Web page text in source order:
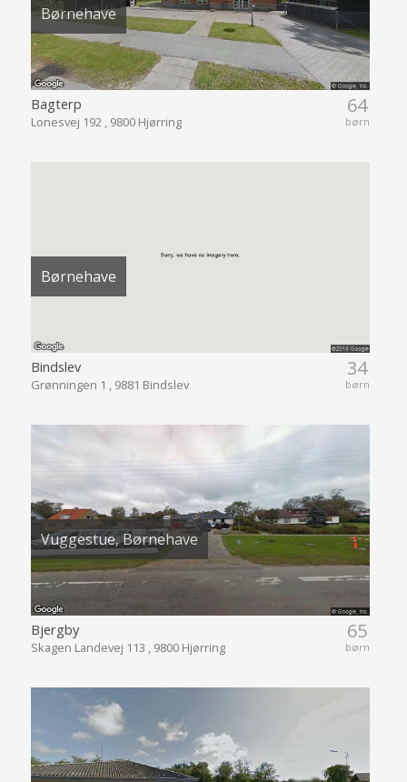
Børnehave
64
børn
Bagterp
Lonesvej 192 , 9800 Hjørring
Børnehave
34
børn
Bindslev
Grønningen 1 , 9881 Bindslev
Vuggestue, Børnehave
65
børn
Bjergby
Skagen Landevej 113 , 9800 Hjørring